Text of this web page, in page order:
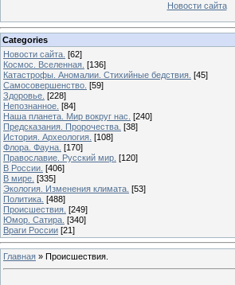
Новости сайта
Categories
Новости сайта. [62]
Космос. Вселенная. [136]
Катастрофы. Аномалии. Стихийные бедствия. [45]
Самосовершенство. [59]
Здоровье. [228]
Непознанное. [84]
Наша планета. Мир вокруг нас. [240]
Предсказания. Пророчества. [38]
История. Археология. [108]
Флора. Фауна. [170]
Православие. Русский мир. [120]
В России. [406]
В мире. [335]
Экология. Изменения климата. [53]
Политика. [488]
Происшествия. [249]
Юмор. Сатира. [340]
Враги России [21]
Главная » Происшествия.